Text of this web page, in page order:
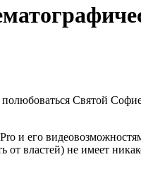
полюбоваться Святой
и его
властей) не имеет